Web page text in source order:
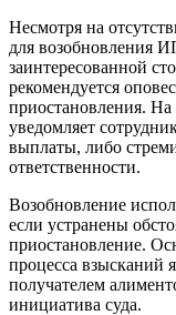
Несмотря на
для возобновления
заинтересованной
рекомендуется
приостановления.
уведомляет
выплаты, либо
ответственности.
Возобновление
если устранены
приостановление.
процесса взысканий
получателем
инициатива суда.